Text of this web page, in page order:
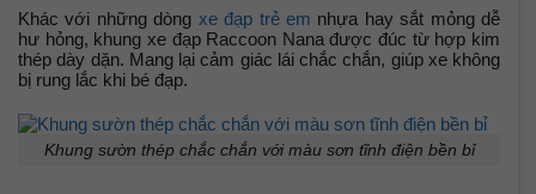
Líp 1 tầng
Sên (xích) N/A
Kích thước 16 inch
Khác với những dòng xe đạp trẻ em nhựa hay sắt mỏng dễ
hư hỏng, khung xe đạp Raccoon Nana được đúc từ hợp kim
thép dày dặn. Mang lại cảm giác lái chắc chắn, giúp xe không
bị rung lắc khi bé đạp.
Khung sườn thép chắc chắn với màu sơn tĩnh điện bền bỉ